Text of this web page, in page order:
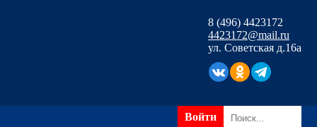
8 (496) 4423172
4423172@mail.ru
ул. Советская д.16а
Войти